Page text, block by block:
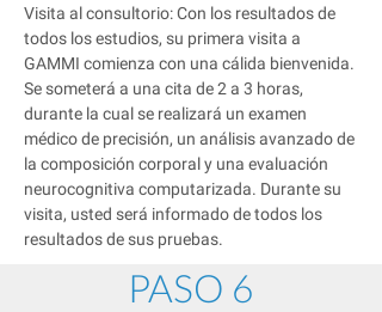
Visita al consultorio: Con los resultados de
todos los estudios, su primera visita a
GAMMI comienza con una cálida bienvenida.
Se someterá a una cita de 2 a 3 horas,
durante la cual se realizará un examen
médico de precisión, un análisis avanzado de
la composición corporal y una evaluación
neurocognitiva computarizada. Durante su
visita, usted será informado de todos los
resultados de sus pruebas.
PASO 6